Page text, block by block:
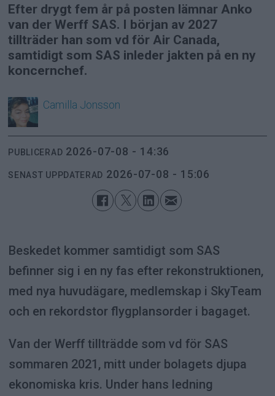
Efter drygt fem år på posten lämnar Anko
van der Werff SAS. I början av 2027
tillträder han som vd för Air Canada,
samtidigt som SAS inleder jakten på en ny
koncernchef.
Camilla Jonsson
PUBLICERAD 2026-07-08 - 14:36
SENAST UPPDATERAD 2026-07-08 - 15:06
Beskedet kommer samtidigt som SAS
befinner sig i en ny fas efter rekonstruktionen,
med nya huvudägare, medlemskap i SkyTeam
och en rekordstor flygplansorder i bagaget.
Van der Werff tillträdde som vd för SAS
sommaren 2021, mitt under bolagets djupa
ekonomiska kris. Under hans ledning